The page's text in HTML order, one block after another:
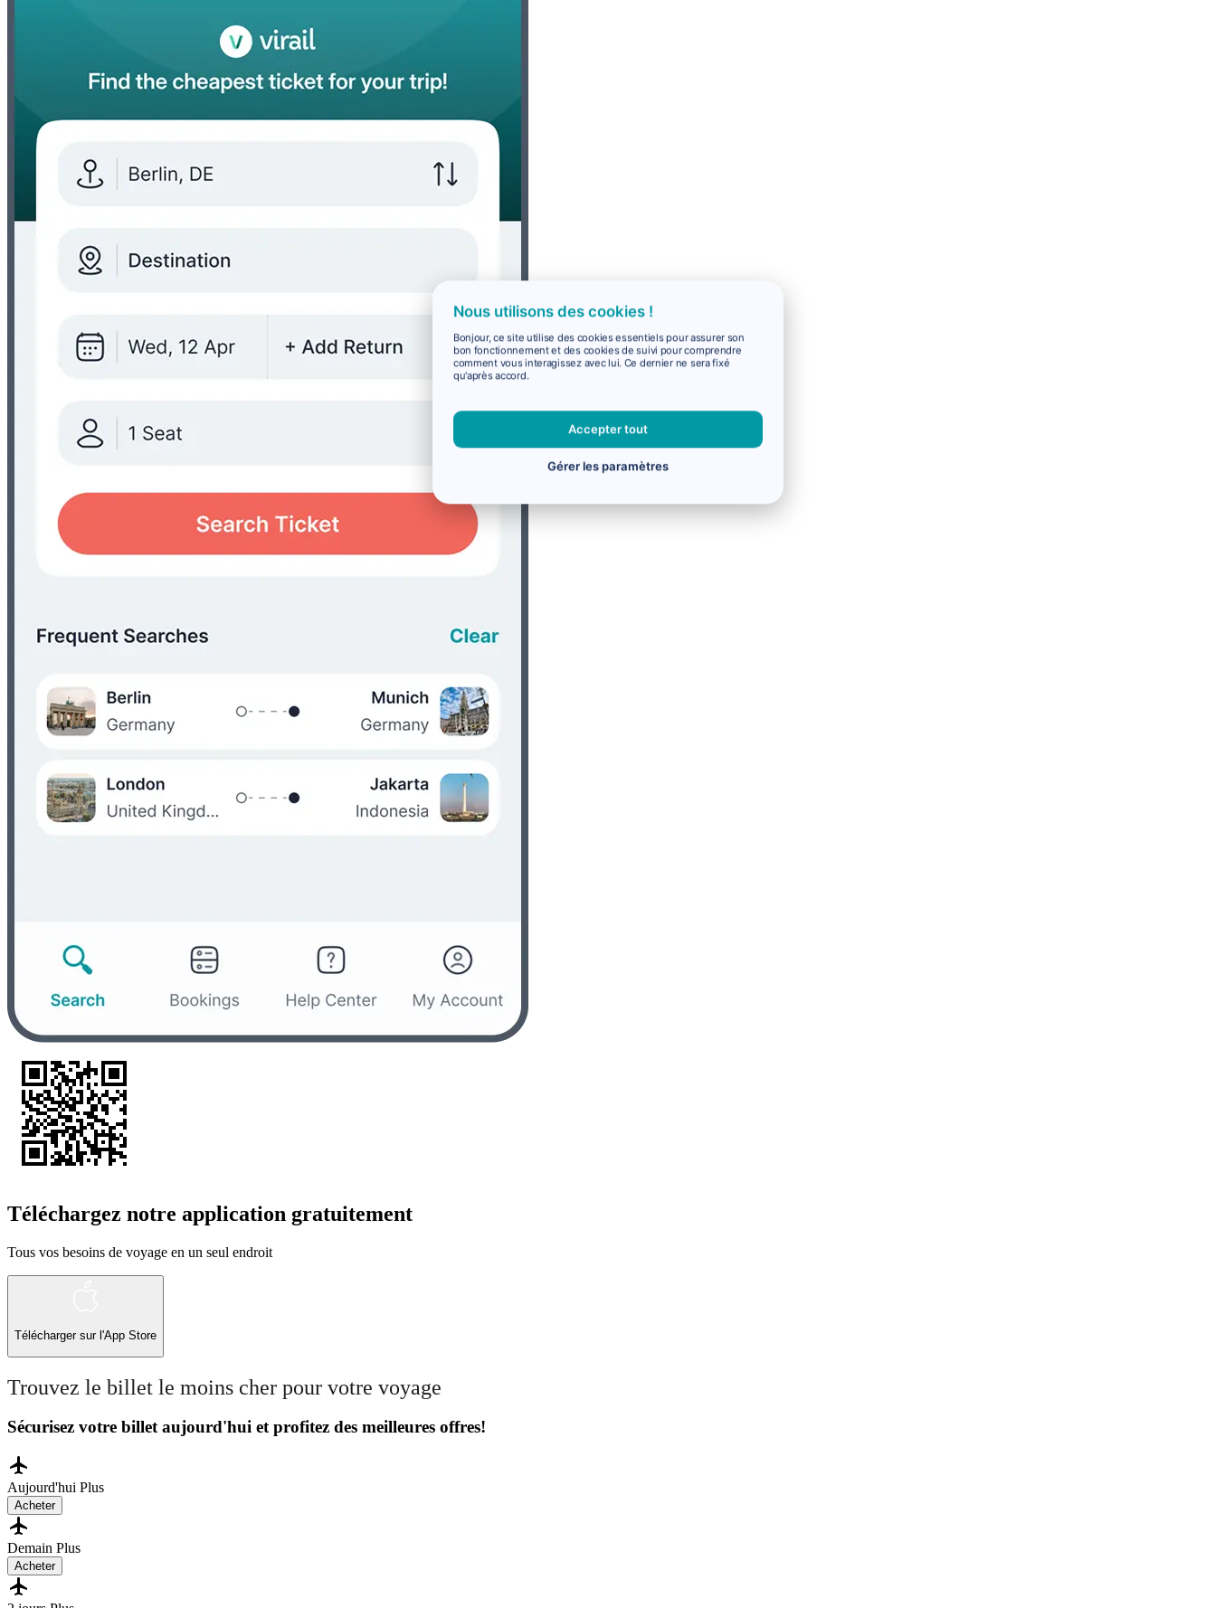
Téléchargez notre application gratuitement
Tous vos besoins de voyage en un seul endroit
Télécharger sur l'App Store
Trouvez le billet le moins cher pour votre voyage
Sécurisez votre billet aujourd'hui et profitez des meilleures offres!
Aujourd'hui Plus
Acheter
Demain Plus
Acheter
Nous utilisons des cookies !
Bonjour, ce site utilise des cookies essentiels pour assurer son
bon fonctionnement et des cookies de suivi pour comprendre
comment vous interagissez avec lui. Ce dernier ne sera fixé
qu'après accord.
Accepter tout
Gérer les paramètres